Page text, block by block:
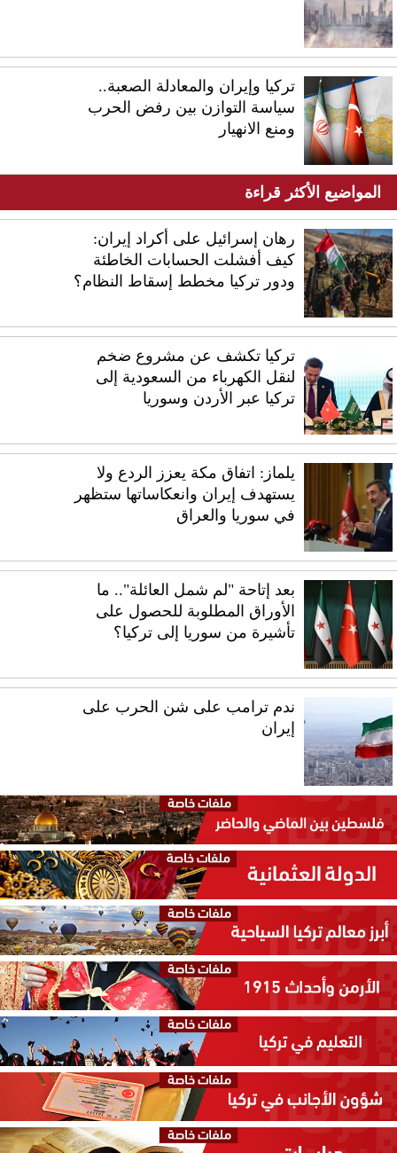
تركيا وإيران والمعادلة الصعبة..
سياسة التوازن بين رفض الحرب
ومنع الانهيار
المواضيع الأكثر قراءة
رهان إسرائيل على أكراد إيران:
كيف أفشلت الحسابات الخاطئة
ودور تركيا مخطط إسقاط النظام؟
تركيا تكشف عن مشروع ضخم
لنقل الكهرباء من السعودية إلى
تركيا عبر الأردن وسوريا
يلماز: اتفاق مكة يعزز الردع ولا
يستهدف إيران وانعكاساتها ستظهر
في سوريا والعراق
بعد إتاحة "لم شمل العائلة".. ما
الأوراق المطلوبة للحصول على
تأشيرة من سوريا إلى تركيا؟
ندم ترامب على شن الحرب على
إيران